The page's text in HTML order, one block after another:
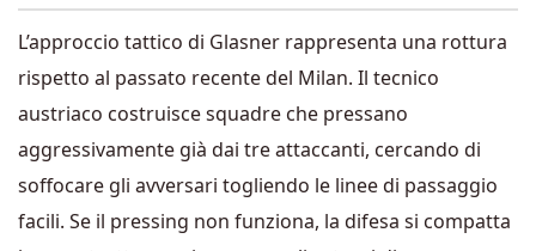
L’approccio tattico di Glasner rappresenta una rottura
rispetto al passato recente del Milan. Il tecnico
austriaco costruisce squadre che pressano
aggressivamente già dai tre attaccanti, cercando di
soffocare gli avversari togliendo le linee di passaggio
facili. Se il pressing non funziona, la difesa si compatta